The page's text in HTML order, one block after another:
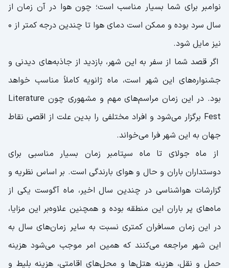
نوامبر برای شما بسیار مناسب است؛ چون هوا در آن زمان از
سال سرد بوده و ممکن است دمای هوا تا چندین درجه کمتر از ۰
نیز مایل شود.
اگر قصد شما از سفر به این شهر، بازدید از جاذبه‌های دیدنی و
جشنواره‌های این شهر است، ماه ژانویه کاملاً مناسب خواهد
بود. در این زمان مراسم‌های مهم و مشهوری چون Literature
Fest برگزار می‌شود و افراد مختلفی را بدین علت از اقصی نقاط
جهان به این شهر فرا می‌خواند.
از ماه جولای تا ماه سپتامبر زمان بسیار مناسبی برای
دوستداران باران و حال و هوای بارندگی است. بر اساس نظریه و
گزارشات هواشناسی در چندین سال اخیر، ماه آگوست یکی از
ماه‌های پر باران این منطقه بوده و همچنین علاوه‌بر این مزایا،
در این زمان مسافران کمتری نسبت به سایر زمان‌های سال به
این شهر مراجعه می‌کنند که همین امر موجب می‌شود هزینه
حمل و نقل، هزینه هتل‌ها و محل‌های اقامتی، هزینه بلیط و